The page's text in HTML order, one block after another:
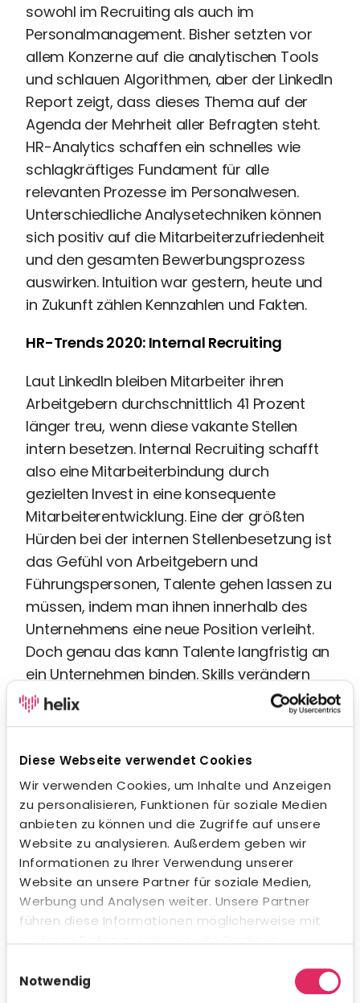
Diese Webseite verwendet Cookies
Wir verwenden Cookies, um Inhalte und Anzeigen
zu personalisieren, Funktionen für soziale Medien
anbieten zu können und die Zugriffe auf unsere
Website zu analysieren. Außerdem geben wir
Informationen zu Ihrer Verwendung unserer
Website an unsere Partner für soziale Medien,
Werbung und Analysen weiter. Unsere Partner
führen diese Informationen möglicherweise mit
weiteren Daten zusammen, die Sie ihnen
Nutzung der Dienste gesammelt haben.
Notwendig
sowohl im Recruiting als auch im
Personalmanagement. Bisher setzten vor
allem Konzerne auf die analytischen Tools
und schlauen Algorithmen, aber der LinkedIn
Report zeigt, dass dieses Thema auf der
Agenda der Mehrheit aller Befragten steht.
HR-Analytics schaffen ein schnelles wie
schlagkräftiges Fundament für alle
relevanten Prozesse im Personalwesen.
Unterschiedliche Analysetechniken können
sich positiv auf die Mitarbeiterzufriedenheit
und den gesamten Bewerbungsprozess
auswirken. Intuition war gestern, heute und
in Zukunft zählen Kennzahlen und Fakten.
HR-Trends 2020: Internal Recruiting
Laut LinkedIn bleiben Mitarbeiter ihren
Arbeitgebern durchschnittlich 41 Prozent
länger treu, wenn diese vakante Stellen
intern besetzen. Internal Recruiting schafft
also eine Mitarbeiterbindung durch
gezielten Invest in eine konsequente
Mitarbeiterentwicklung. Eine der größten
Hürden bei der internen Stellenbesetzung ist
das Gefühl von Arbeitgebern und
Führungspersonen, Talente gehen lassen zu
müssen, indem man ihnen innerhalb des
Unternehmens eine neue Position verleiht.
Doch genau das kann Talente langfristig an
ein Unternehmen binden. Skills verändern
sich ebenso wie Interessen oder
persönliche Vorlieben. Besser, der
Unternehmen als ohne. Voraussetzung für
das erfolgreiche Internal Recruiting ist eine
HR-Abteilung, die die Bedürfnisse der
Mitarbeiter im Blick hat und dem Prinzip des
Social Listenings folgt. Instrumente wie Job
Rotation oder Job Enrichment bieten
erfolgsversprechende Ansätze in der
Personalentwicklung.
Workforce